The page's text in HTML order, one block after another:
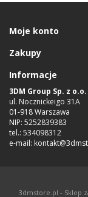
Moje konto
Zakupy
Informacje
3DM Group Sp. z o.o.
ul. Nocznickeigo 31A
01-918 Warszawa
NIP: 5252839383
tel.: 534098312
e-mail:
3dmstore.pl - Sklep